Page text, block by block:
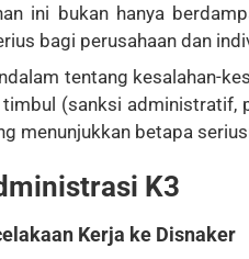
ini bukan hanya
bagi perusahaan dan
tentang kesalahan-
(sanksi administratif,
menunjukkan betapa
K3
Kerja ke Disnaker